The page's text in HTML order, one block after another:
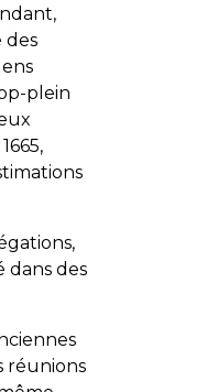
des
plein
dans des
réunions